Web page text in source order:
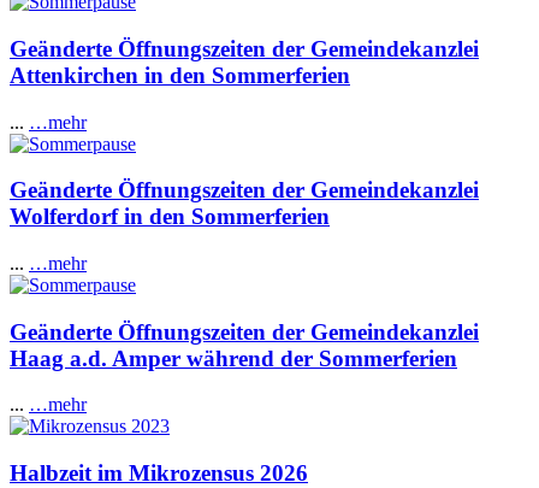
Geänderte Öffnungszeiten der Gemeindekanzlei
Attenkirchen in den Sommerferien
... …mehr
Geänderte Öffnungszeiten der Gemeindekanzlei
Wolferdorf in den Sommerferien
... …mehr
Geänderte Öffnungszeiten der Gemeindekanzlei
Haag a.d. Amper während der Sommerferien
... …mehr
Halbzeit im Mikrozensus 2026